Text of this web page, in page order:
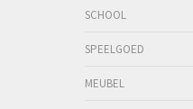
SCHOOL
SPEELGOED
MEUBEL